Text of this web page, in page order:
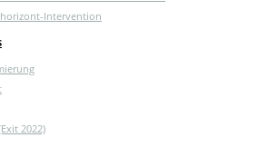
Intervention
2022)